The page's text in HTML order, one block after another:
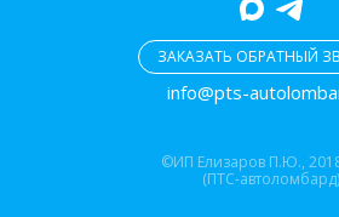
ЗАКАЗАТЬ ОБРАТНЫЙ
info@pts-
©ИП Елизаров П.Ю.,
(ПТС-автоломбард)